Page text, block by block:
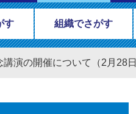
す 組織でさがす
演の開催について（2月28日